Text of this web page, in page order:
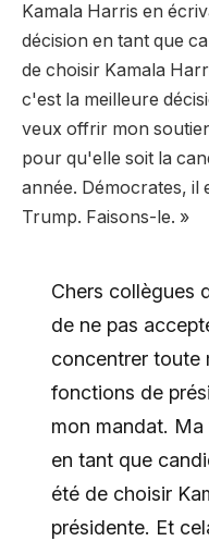
Kamala Harris en
décision en tant que
de choisir Kamala
c'est la meilleure
veux offrir mon
pour qu'elle soit la
année. Démocrates, il
Trump. Faisons-le. »
Chers collègues
de ne pas
concentrer toute
fonctions de
mon mandat.
en tant que
été de choisir
présidente. Et